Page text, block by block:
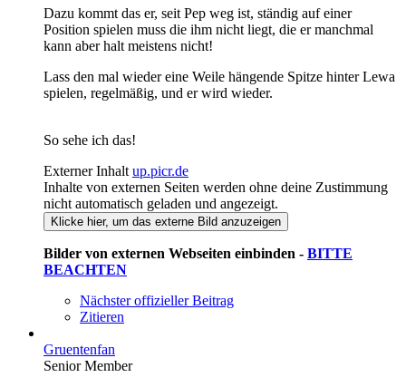
Dazu kommt das er, seit Pep weg ist, ständig auf einer
Position spielen muss die ihm nicht liegt, die er manchmal
kann aber halt meistens nicht!
Lass den mal wieder eine Weile hängende Spitze hinter Lewa
spielen, regelmäßig, und er wird wieder.
So sehe ich das!
Externer Inhalt up.picr.de
Inhalte von externen Seiten werden ohne deine Zustimmung
nicht automatisch geladen und angezeigt.
Klicke hier, um das externe Bild anzuzeigen
Bilder von externen Webseiten einbinden - BITTE
BEACHTEN
Nächster offizieller Beitrag
Zitieren
Gruentenfan
Senior Member